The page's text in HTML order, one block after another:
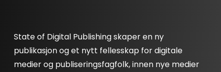
State of Digital Publishing skaper en ny
publikasjon og et nytt fellesskap for digitale
medier og publiseringsfagfolk, innen nye medier